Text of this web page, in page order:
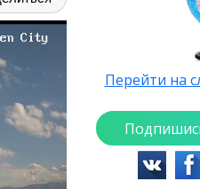
Перейти на